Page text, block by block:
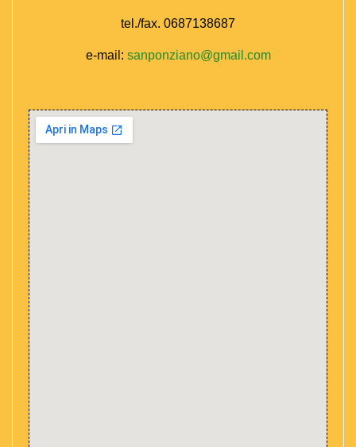
tel./fax. 0687138687
e-mail: sanponziano@gmail.com